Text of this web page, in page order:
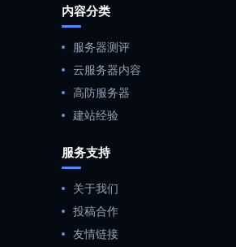
内容分类
服务器测评
云服务器内容
高防服务器
建站经验
服务支持
关于我们
投稿合作
友情链接